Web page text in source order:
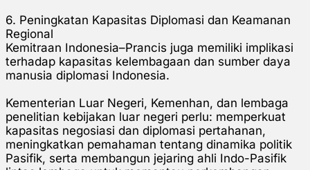
6. Peningkatan Kapasitas Diplomasi dan Keamanan
Regional
Kemitraan Indonesia–Prancis juga memiliki implikasi
terhadap kapasitas kelembagaan dan sumber daya
manusia diplomasi Indonesia.
Kementerian Luar Negeri, Kemenhan, dan lembaga
penelitian kebijakan luar negeri perlu: memperkuat
kapasitas negosiasi dan diplomasi pertahanan,
meningkatkan pemahaman tentang dinamika politik
Pasifik, serta membangun jejaring ahli Indo-Pasifik